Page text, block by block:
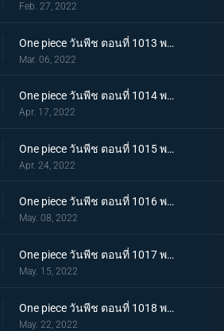
Feb. 27, 2022
One piece วันพีช ตอนที่ 1013 พากย์ไทย อดีตของยาโมโตะ ชายผู้หมายหัว 4 จักรพรรดิ
Mar. 06, 2022
One piece วันพีช ตอนที่ 1014 พากย์ไทย น้ำตาของมัลโก้! สายสัมพันธ์ของกลุ่มโจรสลัดหนวดขาว
Apr. 17, 2022
One piece วันพีช ตอนที่ 1015 พากย์ไทย ลูฟี่หมวกฟาง ชายผู้ที่จะเป็นราชาโจรสลัด
Apr. 24, 2022
One piece วันพีช ตอนที่ 1016 พากย์ไทย ศึกสัตว์ประหลาด! สามกัปตันต่างถือทิฐิ
May. 08, 2022
One piece วันพีช ตอนที่ 1017 พากย์ไทย ออกท่าใหญ่ต่อเนื่อง! รุ่นที่เลวร้ายที่สุดโจมตีระห่ำ
May. 15, 2022
One piece วันพีช ตอนที่ 1018 พากย์ไทย ไคโดหัวเราะ! สี่จักรพรรดิปะทะยุคสมัยใหม่
May. 22, 2022